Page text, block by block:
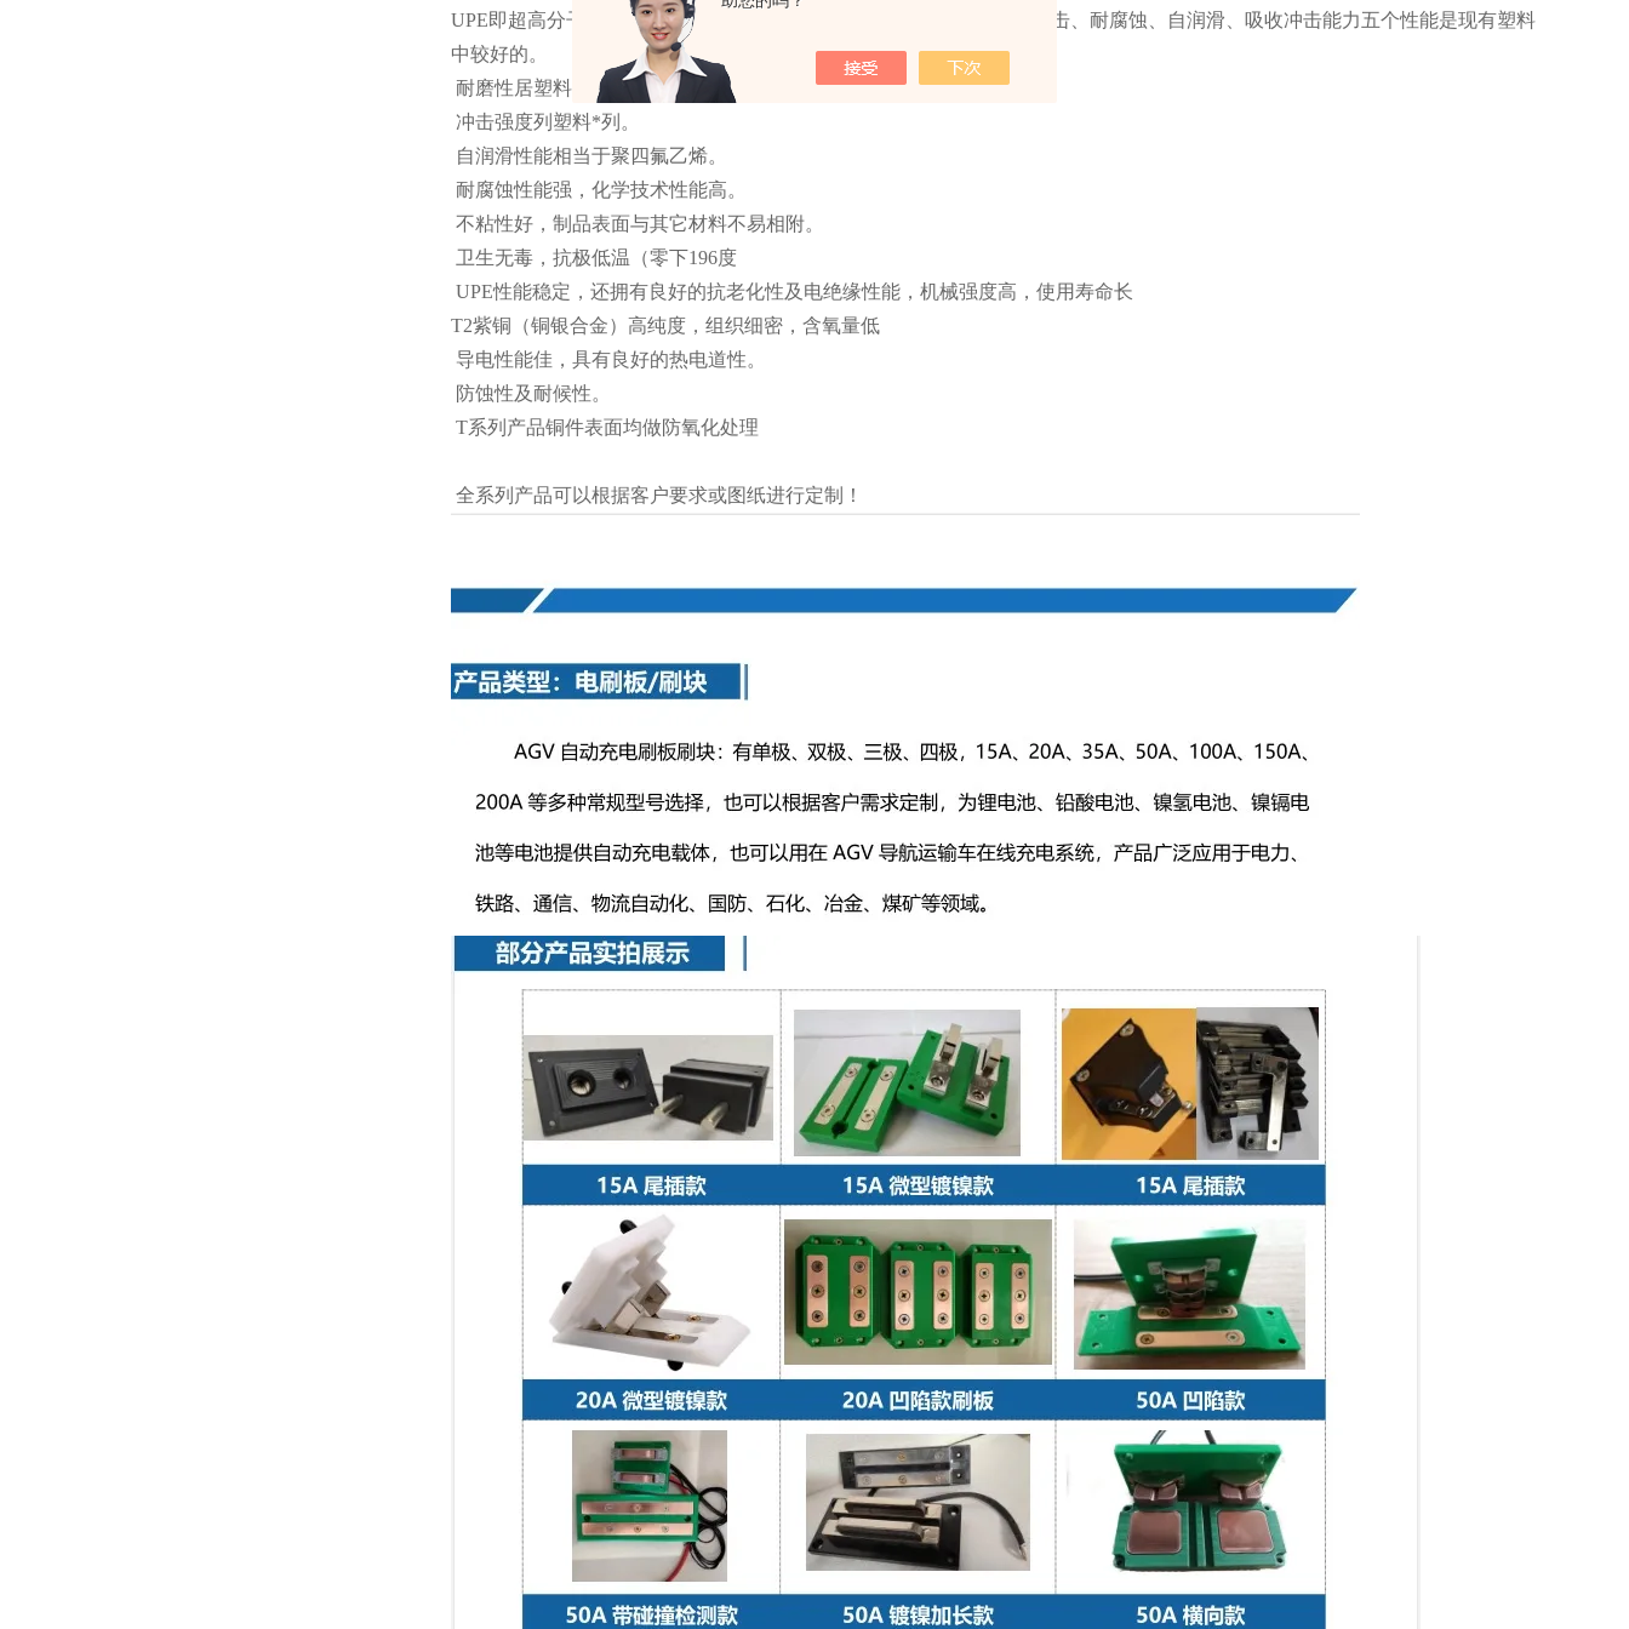
UPE即超高分子量聚乙烯，是综合性能较好的工程塑料，其耐磨、抗冲击、耐腐蚀、自润滑、吸收冲击能力五个性能是现有塑料
中较好的。
耐磨性居塑料前列，是普通碳钢的8倍。
冲击强度列塑料*列。
自润滑性能相当于聚四氟乙烯。
耐腐蚀性能强，化学技术性能高。
不粘性好，制品表面与其它材料不易相附。
卫生无毒，抗极低温（零下196度
UPE性能稳定，还拥有良好的抗老化性及电绝缘性能，机械强度高，使用寿命长
T2紫铜（铜银合金）高纯度，组织细密，含氧量低
导电性能佳，具有良好的热电道性。
防蚀性及耐候性。
T系列产品铜件表面均做防氧化处理
全系列产品可以根据客户要求或图纸进行定制！